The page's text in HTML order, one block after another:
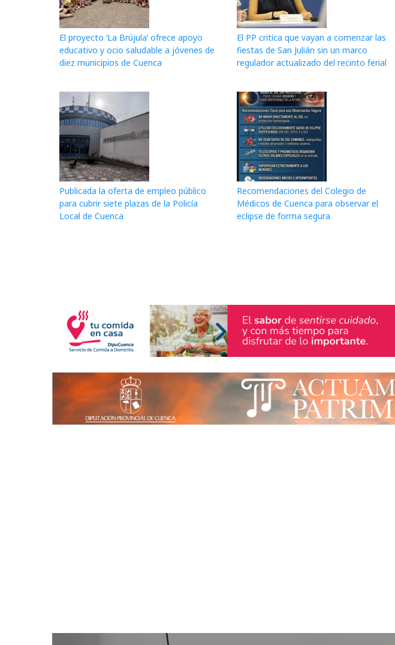
El proyecto ‘La Brújula’ ofrece apoyo
educativo y ocio saludable a jóvenes de
diez municipios de Cuenca
El PP critica que vayan a comenzar las
fiestas de San Julián sin un marco
regulador actualizado del recinto ferial
Publicada la oferta de empleo público
para cubrir siete plazas de la Policía
Local de Cuenca
Recomendaciones del Colegio de
Médicos de Cuenca para observar el
eclipse de forma segura